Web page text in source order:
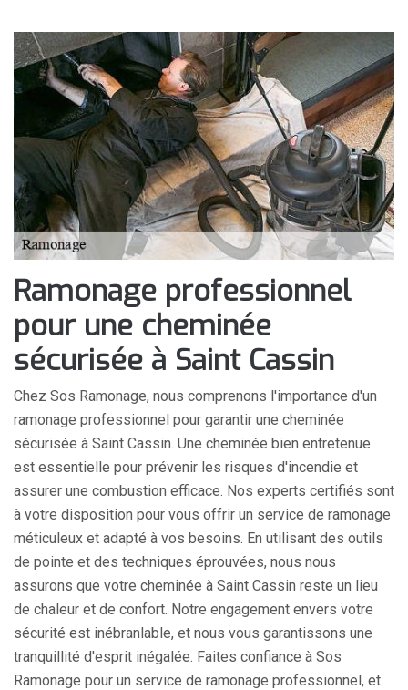
Ramonage professionnel
pour une cheminée
sécurisée à Saint Cassin
Chez Sos Ramonage, nous comprenons l'importance d'un
ramonage professionnel pour garantir une cheminée
sécurisée à Saint Cassin. Une cheminée bien entretenue
est essentielle pour prévenir les risques d'incendie et
assurer une combustion efficace. Nos experts certifiés sont
à votre disposition pour vous offrir un service de ramonage
méticuleux et adapté à vos besoins. En utilisant des outils
de pointe et des techniques éprouvées, nous nous
assurons que votre cheminée à Saint Cassin reste un lieu
de chaleur et de confort. Notre engagement envers votre
sécurité est inébranlable, et nous vous garantissons une
tranquillité d'esprit inégalée. Faites confiance à Sos
Ramonage pour un service de ramonage professionnel, et